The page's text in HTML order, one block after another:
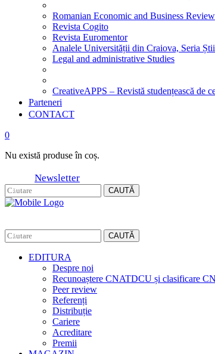
Romanian Economic and Business Review
Revista Cogito
Revista Euromentor
Analele Universității din Craiova, Seria
Legal and administrative Studies
CreativeAPPS – Revistă studențească de
Parteneri
CONTACT
0
Nu există produse în coș.
Newsletter
CAUTĂ
CAUTĂ
EDITURA
Despre noi
Recunoaștere CNATDCU și clasificare
Peer review
Referenți
Distribuție
Cariere
Acreditare
Premii